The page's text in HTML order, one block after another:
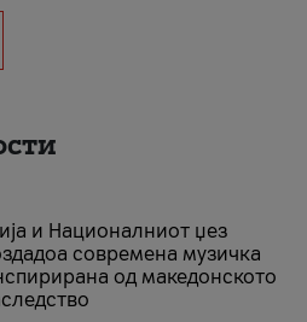
и Националниот џез
современа музичка
од македонското